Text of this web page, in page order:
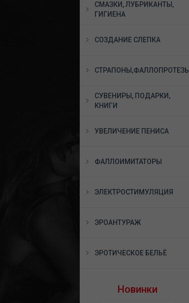
СМАЗКИ, ЛУБРИКАНТЫ,
ГИГИЕНА
СОЗДАНИЕ СЛЕПКА
СТРАПОНЫ,ФАЛЛОПРОТЕЗЫ
СУВЕНИРЫ, ПОДАРКИ,
КНИГИ
УВЕЛИЧЕНИЕ ПЕНИСА
ФАЛЛОИМИТАТОРЫ
ЭЛЕКТРОСТИМУЛЯЦИЯ
ЭРОАНТУРАЖ
ЭРОТИЧЕСКОЕ БЕЛЬЁ
Новинки
Костюм Студентка
размер 42-48, DJ_8312
*Игрушка для